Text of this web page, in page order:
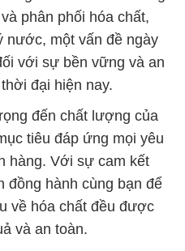
phân phối hóa chất,
nước, một vấn đề ngày
với sự bền vững và an
đại hiện nay.
đến chất lượng của
tiêu đáp ứng mọi yêu
hàng. Với sự cam kết
đồng hành cùng bạn để
về hóa chất đều được
và an toàn.